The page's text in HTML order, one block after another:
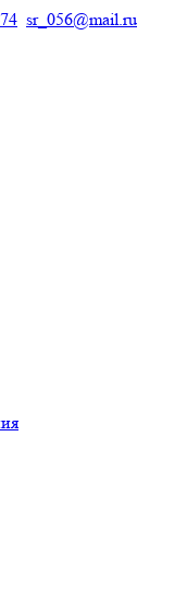
sr_056@mail.ru